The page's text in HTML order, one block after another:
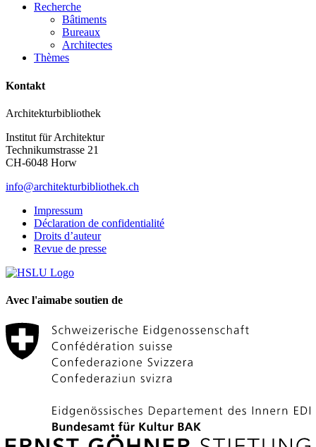
Recherche
Bâtiments
Bureaux
Architectes
Thèmes
Kontakt
Architekturbibliothek
Institut für Architektur
Technikumstrasse 21
CH-6048 Horw
info@architekturbibliothek.ch
Impressum
Déclaration de confidentialité
Droits d’auteur
Revue de presse
Avec l'aimabe soutien de